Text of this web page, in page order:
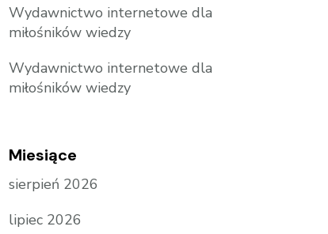
Wydawnictwo internetowe dla
miłośników wiedzy
Wydawnictwo internetowe dla
miłośników wiedzy
Miesiące
sierpień 2026
lipiec 2026